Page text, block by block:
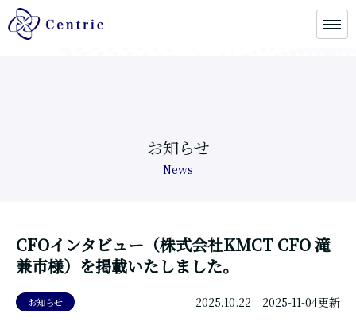
お知らせ
News
CFOインタビュー（株式会社KMCT CFO 滝
兼市様）を掲載いたしました。
お知らせ 2025.10.22 ｜2025-11-04更新